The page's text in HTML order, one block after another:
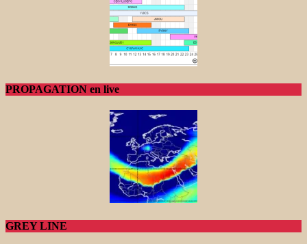
PROPAGATION en live
GREY LINE